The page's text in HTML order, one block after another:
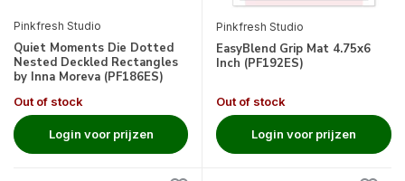
Pinkfresh Studio
Quiet Moments Die Dotted
Nested Deckled Rectangles
by Inna Moreva (PF186ES)
Out of stock
Login voor prijzen
Pinkfresh Studio
EasyBlend Grip Mat 4.75x6
Inch (PF192ES)
Out of stock
Login voor prijzen